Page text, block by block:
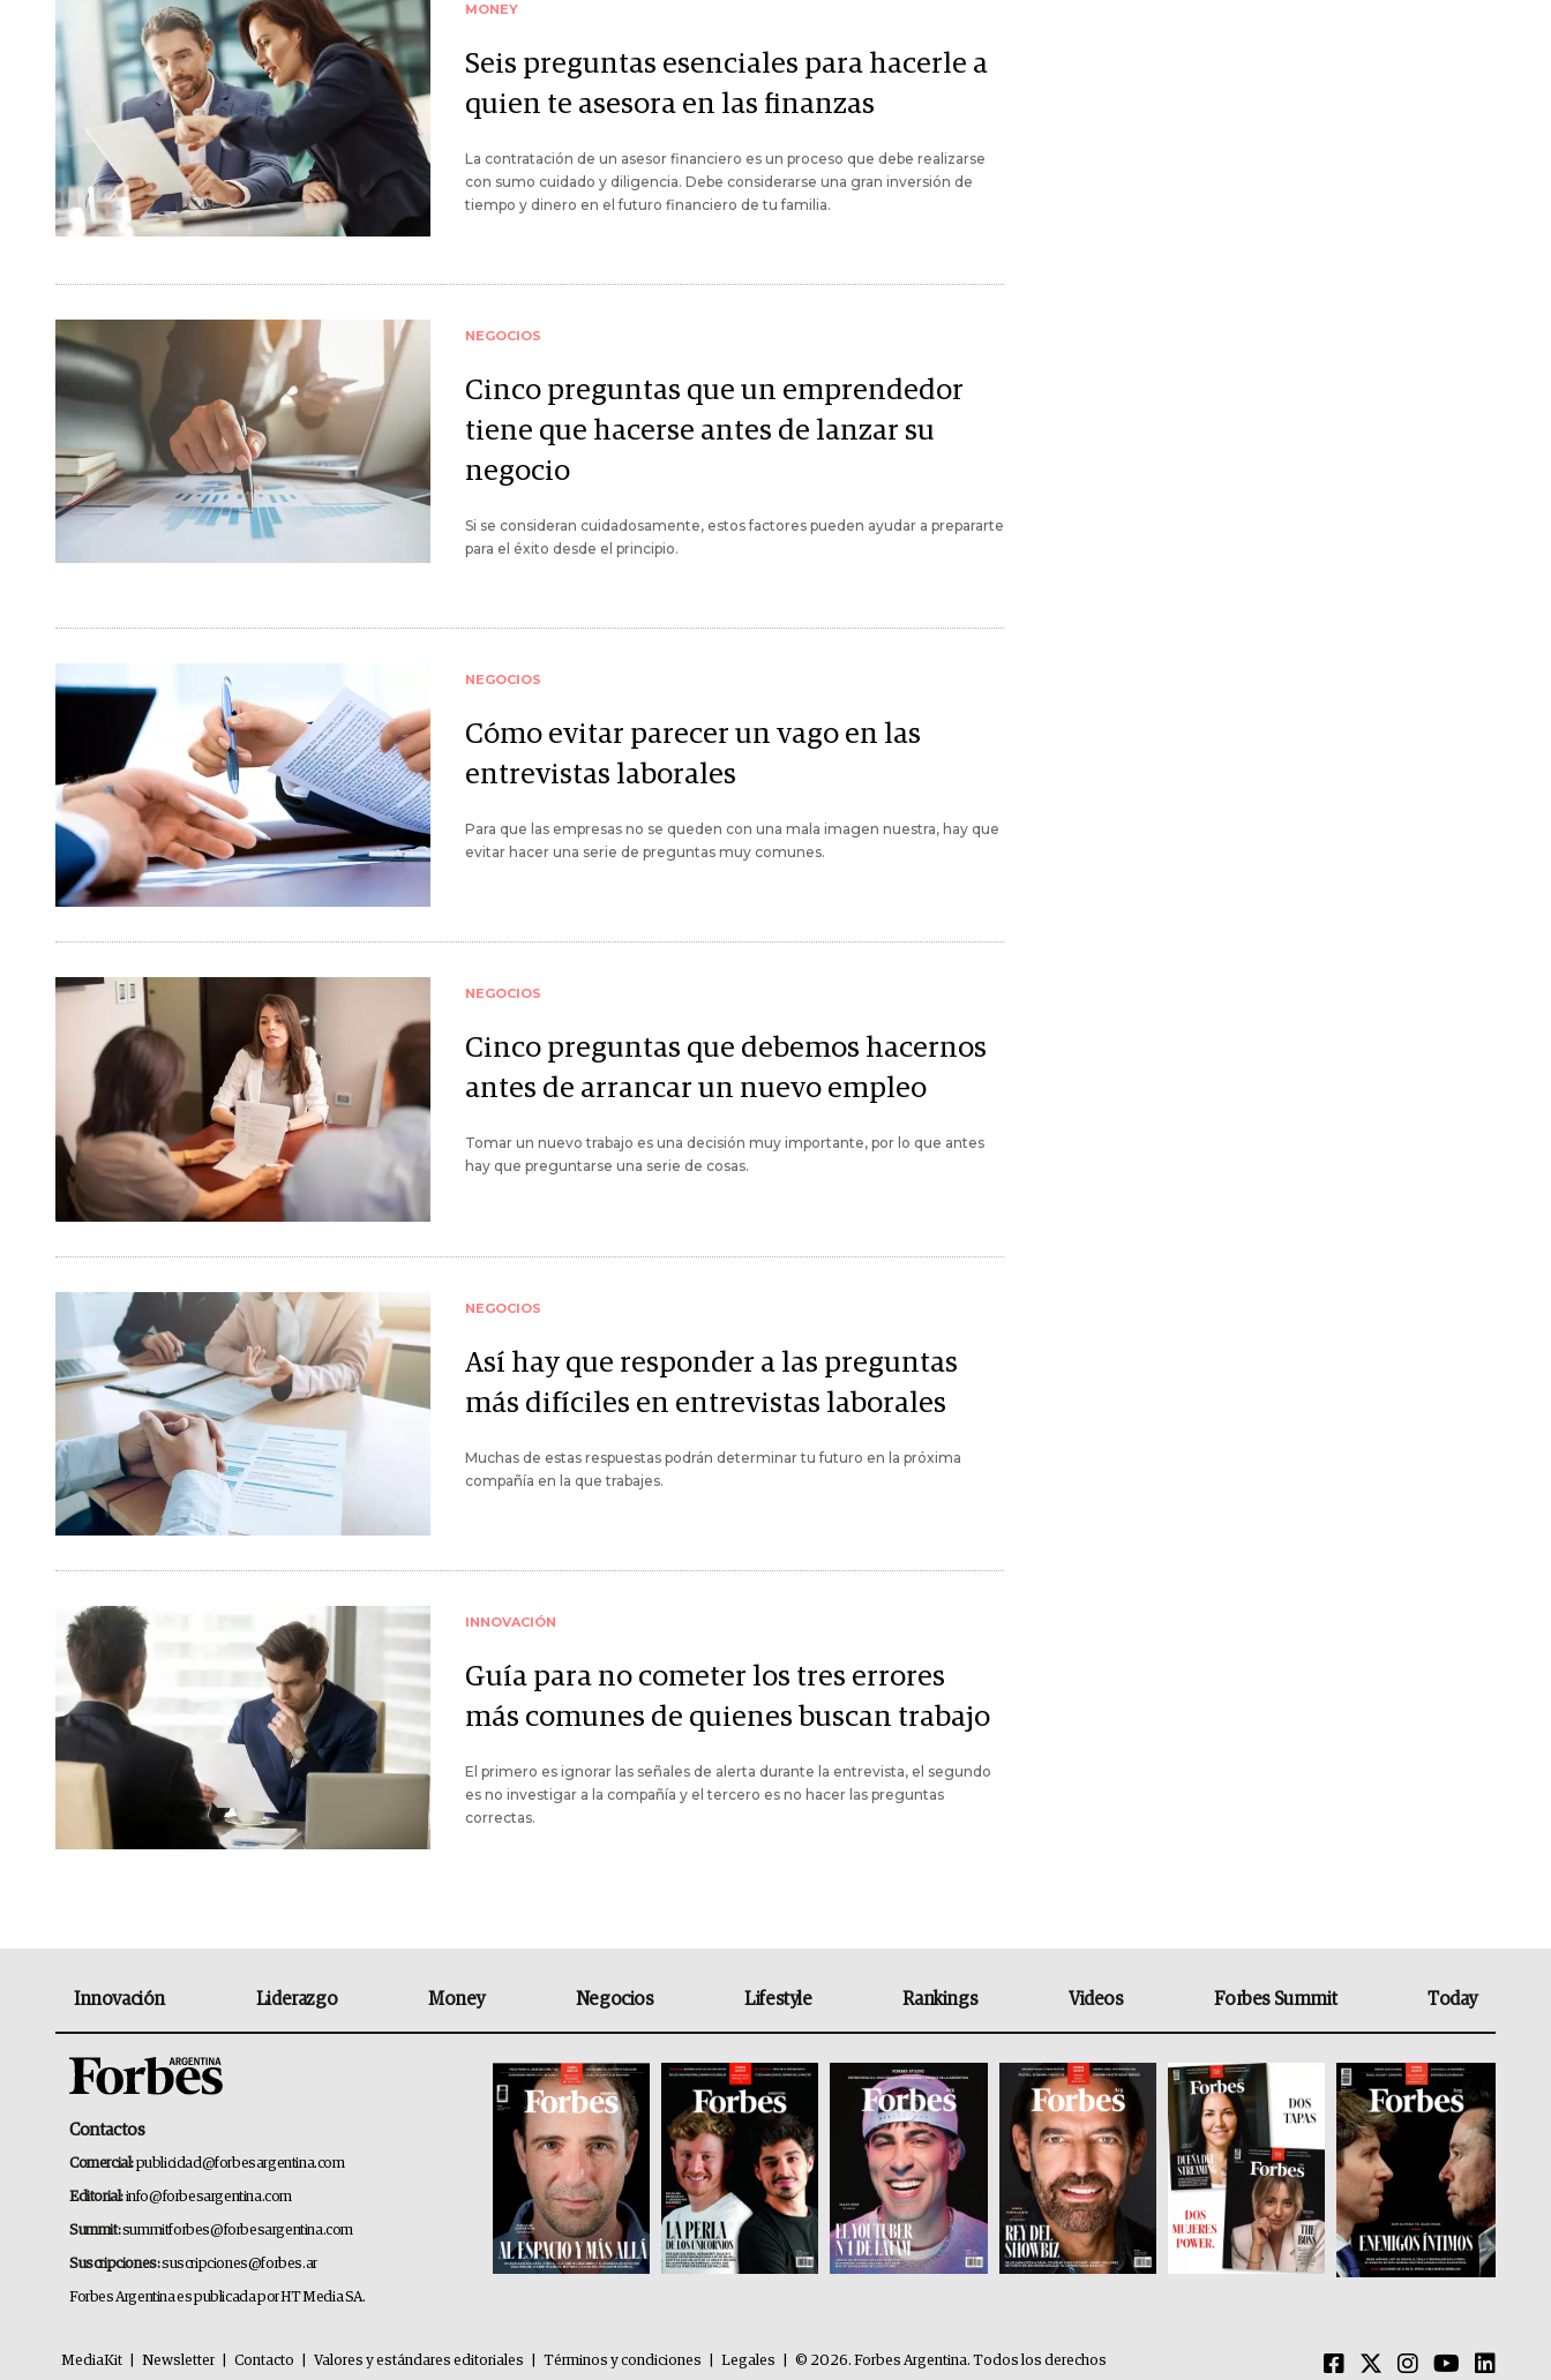
MONEY
Seis preguntas esenciales para hacerle a
quien te asesora en las finanzas
La contratación de un asesor financiero es un proceso que debe realizarse
con sumo cuidado y diligencia. Debe considerarse una gran inversión de
tiempo y dinero en el futuro financiero de tu familia.
NEGOCIOS
Cinco preguntas que un emprendedor
tiene que hacerse antes de lanzar su
negocio
Si se consideran cuidadosamente, estos factores pueden ayudar a prepararte
para el éxito desde el principio.
NEGOCIOS
Cómo evitar parecer un vago en las
entrevistas laborales
Para que las empresas no se queden con una mala imagen nuestra, hay que
evitar hacer una serie de preguntas muy comunes.
NEGOCIOS
Cinco preguntas que debemos hacernos
antes de arrancar un nuevo empleo
Tomar un nuevo trabajo es una decisión muy importante, por lo que antes
hay que preguntarse una serie de cosas.
NEGOCIOS
Así hay que responder a las preguntas
más difíciles en entrevistas laborales
Muchas de estas respuestas podrán determinar tu futuro en la próxima
compañía en la que trabajes.
INNOVACIÓN
Guía para no cometer los tres errores
más comunes de quienes buscan trabajo
El primero es ignorar las señales de alerta durante la entrevista, el segundo
es no investigar a la compañía y el tercero es no hacer las preguntas
correctas.
Innovación Liderazgo Money Negocios Lifestyle Rankings Videos Forbes Summit Today
Contactos
Comercial:publicidad@forbesargentina.com
Editorial:info@forbesargentina.com
Summit:summitforbes@forbesargentina.com
Suscripciones:suscripciones@forbes.ar
Forbes Argentina es publicada por HT Media SA.
MediaKit Newsletter Contacto Valores y estándares editoriales Términos y condiciones Legales © 2026. Forbes Argentina. Todos los derechos